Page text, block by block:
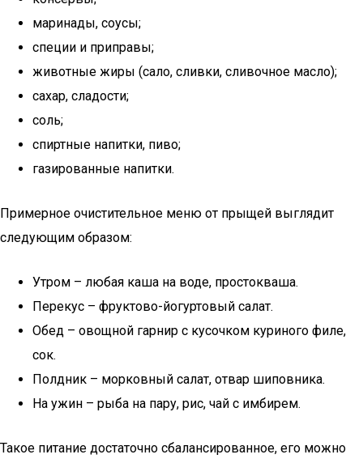
маринады, соусы;
специи и приправы;
животные жиры (сало, сливки, сливочное масло);
сахар, сладости;
соль;
спиртные напитки, пиво;
газированные напитки.
Примерное очистительное меню от прыщей выглядит
следующим образом:
Утром – любая каша на воде, простокваша.
Перекус – фруктово-йогуртовый салат.
Обед – овощной гарнир с кусочком куриного филе,
сок.
Полдник – морковный салат, отвар шиповника.
На ужин – рыба на пару, рис, чай с имбирем.
Такое питание достаточно сбалансированное, его можно